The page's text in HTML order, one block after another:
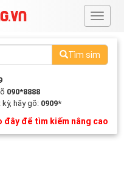
#
Tìm sim
090*8888
hãy gõ: 0909*
đây để tìm kiếm nâng cao